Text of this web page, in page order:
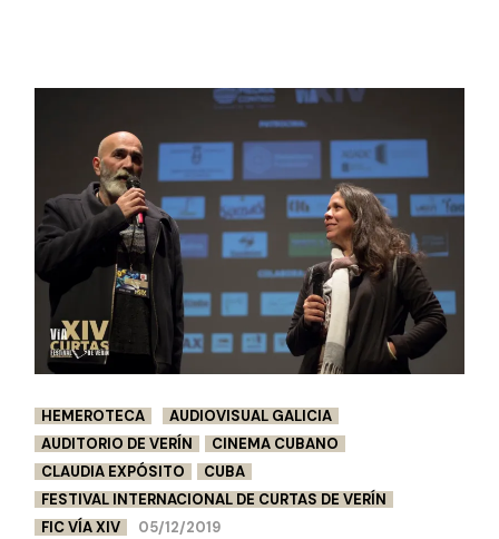
HEMEROTECA
AUDIOVISUAL GALICIA
AUDITORIO DE VERÍN
CINEMA CUBANO
CLAUDIA EXPÓSITO
CUBA
FESTIVAL INTERNACIONAL DE CURTAS DE VERÍN
FIC VÍA XIV
05/12/2019